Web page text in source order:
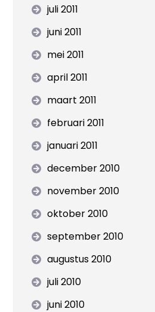
juli 2011
juni 2011
mei 2011
april 2011
maart 2011
februari 2011
januari 2011
december 2010
november 2010
oktober 2010
september 2010
augustus 2010
juli 2010
juni 2010